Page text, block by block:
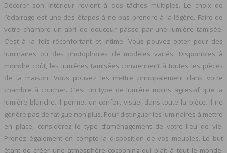
Décorer son intérieur revient à des tâches multiples. Le choix de
l’éclairage est une des étapes à ne pas prendre à la légère. Faire de
votre chambre un abri de douceur passe par une lumière tamisée.
C’est à la fois réconfortant et intime. Vous pouvez opter pour des
luminaires ou des photophores de modèles variés. Disponibles à
moindre coût, les lumières tamisées conviennent à toutes les pièces
de la maison. Vous pouvez les mettre principalement dans votre
chambre à coucher. C’est un type de lumière moins agressif que la
lumière blanche. Il permet un confort visuel dans toute la pièce. Il ne
génère pas de fatigue non plus. Pour distinguer les luminaires à mettre
en place, considérez le type d’aménagement de votre lieu de vie.
Prenez également en compte la disposition de vos meubles. Le but
étant de créer une atmosphère cocooning qui plaît à tout le monde.